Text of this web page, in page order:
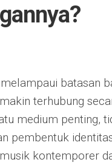
batasan
terhubung
medium penting,
pembentuk
kontemporer